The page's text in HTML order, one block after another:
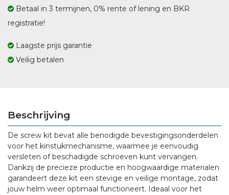
Betaal in 3 termijnen, 0% rente of lening en BKR
registratie!
Laagste prijs garantie
Veilig betalen
Beschrijving
De screw kit bevat alle benodigde bevestigingsonderdelen
voor het kinstukmechanisme, waarmee je eenvoudig
versleten of beschadigde schroeven kunt vervangen.
Dankzij de precieze productie en hoogwaardige materialen
garandeert deze kit een stevige en veilige montage, zodat
jouw helm weer optimaal functioneert. Ideaal voor het